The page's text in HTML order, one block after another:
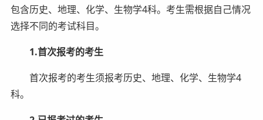
包含历史、地理、化学、生物学4科。考生需根据自己情况
选择不同的考试科目。
1.首次报考的考生
首次报考的考生须报考历史、地理、化学、生物学4
科。